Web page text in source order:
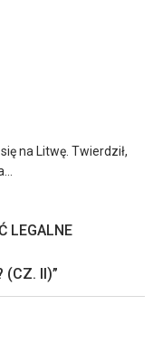
na Litwę. Twierdził,
LEGALNE
(CZ. II)”